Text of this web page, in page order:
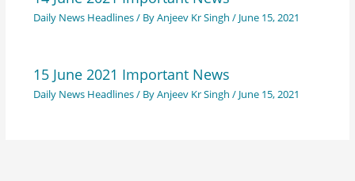
Daily News Headlines/ ByAnjeev Kr Singh / June 15, 2021
15 June 2021 Important News
Daily News Headlines/ ByAnjeev Kr Singh / June 15, 2021